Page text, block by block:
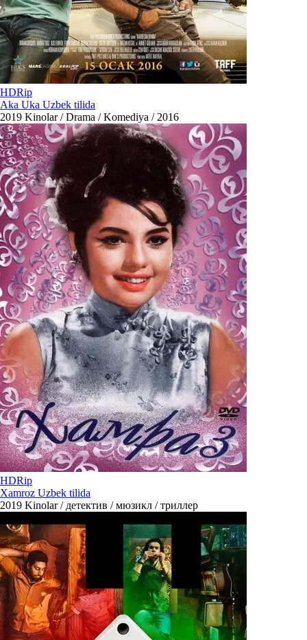
HDRip
Aka Uka Uzbek tilida
2019 Kinolar / Drama / Komediya / 2016
HDRip
Xamroz Uzbek tilida
2019 Kinolar / детектив / мюзикл / триллер